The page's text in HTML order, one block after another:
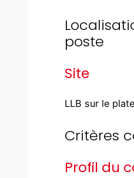
poste
Site
LLB sur le
Critères
Profil du